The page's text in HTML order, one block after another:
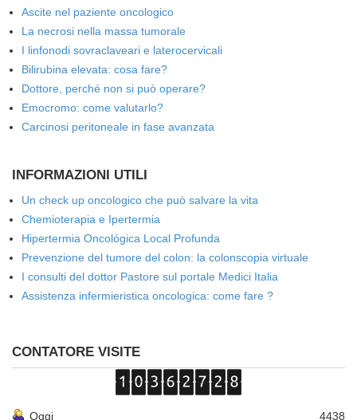
Ascite nel paziente oncologico
La necrosi nella massa tumorale
I linfonodi sovraclaveari e laterocervicali
Bilirubina elevata: cosa fare?
Dottore, perché non si può operare?
Emocromo: come valutarlo?
Carcinosi peritoneale in fase avanzata
INFORMAZIONI UTILI
Un check up oncologico che può salvare la vita
Chemioterapia e Ipertermia
Hipertermia Oncológica Local Profunda
Prevenzione del tumore del colon: la colonscopia virtuale
I consulti del dottor Pastore sul portale Medici Italia
Assistenza infermieristica oncologica: come fare ?
CONTATORE VISITE
Oggi
4438